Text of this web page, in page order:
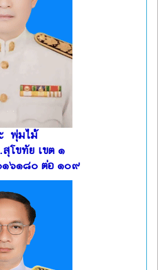
พุ่มไม้
โขทัย เขต ๑
๖๑๘๐ ต่อ ๑๐๙